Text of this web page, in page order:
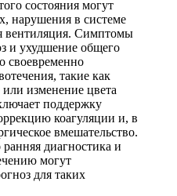
состояния могут
нарушения в системе
вентиляция. Симптомы
и ухудшение общего
своевременно
такие как
изменение цвета
поддержку
коагуляции и, в
вмешательство.
диагностика и
могут
для таких